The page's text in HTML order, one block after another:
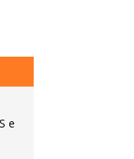
e